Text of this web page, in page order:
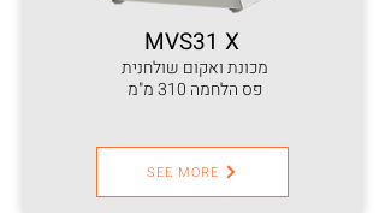
MVS31 X
מכונת ואקום שולחנית
פס הלחמה 310 מ"מ
SEE MORE